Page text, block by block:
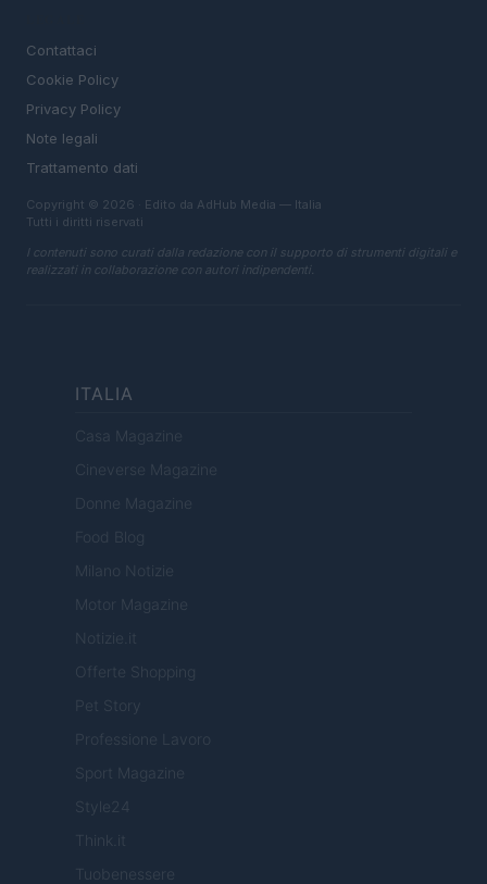
Contattaci
Cookie Policy
Privacy Policy
Note legali
Trattamento dati
Copyright © 2026 · Edito da AdHub Media — Italia
Tutti i diritti riservati
I contenuti sono curati dalla redazione con il supporto di strumenti digitali e
realizzati in collaborazione con autori indipendenti.
ITALIA
Casa Magazine
Cineverse Magazine
Donne Magazine
Food Blog
Milano Notizie
Motor Magazine
Notizie.it
Offerte Shopping
Pet Story
Professione Lavoro
Sport Magazine
Style24
Think.it
Tuobenessere